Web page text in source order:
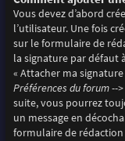
Vous devez d’abord
l’utilisateur. Une fois
sur le formulaire de
la signature par défaut
« Attacher ma
Préférences du forum --
suite, vous pourrez
un message en
formulaire de rédaction